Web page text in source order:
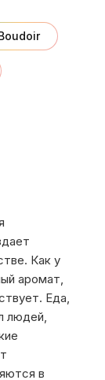
Как у
аромат,
Еда,
людей,
в